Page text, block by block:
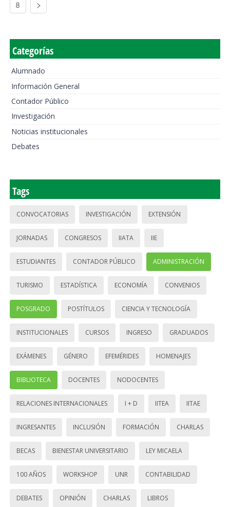
8
Categorías
Alumnado
Información General
Contador Público
Investigación
Noticias institucionales
Debates
Tags
CONVOCATORIAS INVESTIGACIÓN EXTENSIÓN
JORNADAS CONGRESOS IIATA IIE
ESTUDIANTES CONTADOR PÚBLICO ADMINISTRACIÓN
TURISMO ESTADÍSTICA ECONOMÍA CONVENIOS
POSGRADO POSTÍTULOS CIENCIA Y TECNOLOGÍA
INSTITUCIONALES CURSOS INGRESO GRADUADOS
EXÁMENES GÉNERO EFEMÉRIDES HOMENAJES
BIBLIOTECA DOCENTES NODOCENTES
RELACIONES INTERNACIONALES I + D IITEA IITAE
INGRESANTES INCLUSIÓN FORMACIÓN CHARLAS
BECAS BIENESTAR UNIVERSITARIO LEY MICAELA
100 AÑOS WORKSHOP UNR CONTABILIDAD
DEBATES OPINIÓN CHARLAS LIBROS